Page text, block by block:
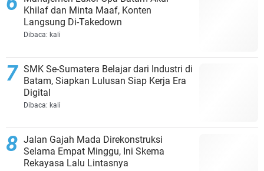
Khilaf dan Minta Maaf, Konten
Langsung Di-Takedown
Dibaca: kali
SMK Se-Sumatera Belajar dari Industri di
Batam, Siapkan Lulusan Siap Kerja Era
Digital
Dibaca: kali
Jalan Gajah Mada Direkonstruksi
Selama Empat Minggu, Ini Skema
Rekayasa Lalu Lintasnya